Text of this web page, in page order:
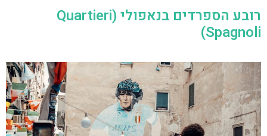
רובע הספרדים בנאפולי (Quartieri
Spagnoli)